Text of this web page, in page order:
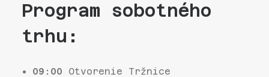
Program sobotného
trhu:
09:00 Otvorenie Tržnice